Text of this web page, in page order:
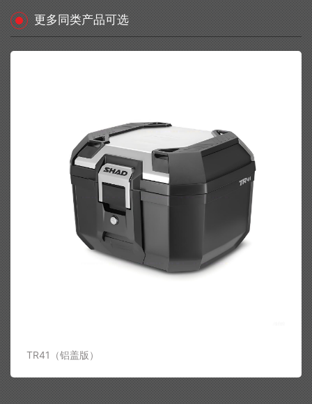
更多同类产品可选
TR41（铝盖版）